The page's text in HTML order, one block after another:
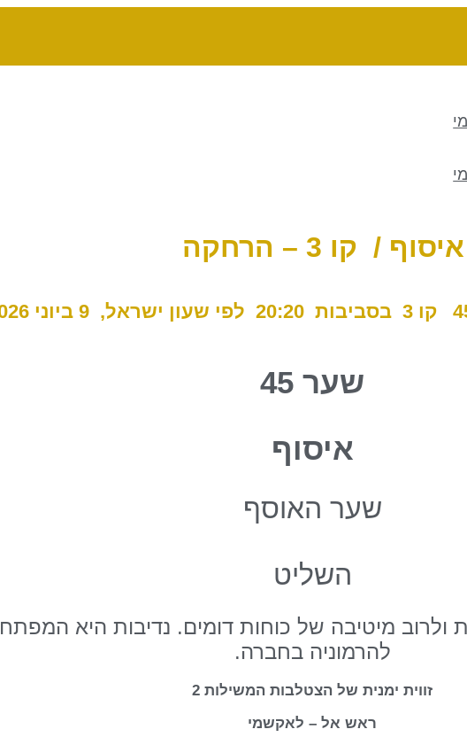
ו 3 בסביבות 20 :20 לפי שעון ישראל, 9 ביוני 2026
שער 45
איסוף
שער האוסף
השליט
ולרוב מיטיבה של כוחות דומים. נדיבות היא המפתח
להרמוניה בחברה.
זווית ימנית של הצטלבות המשילות 2
ראש אל – לאקשמי